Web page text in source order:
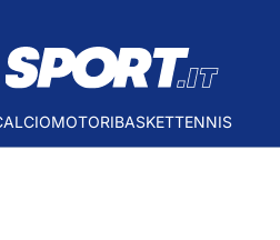
MOTORIBASKETTENNIS